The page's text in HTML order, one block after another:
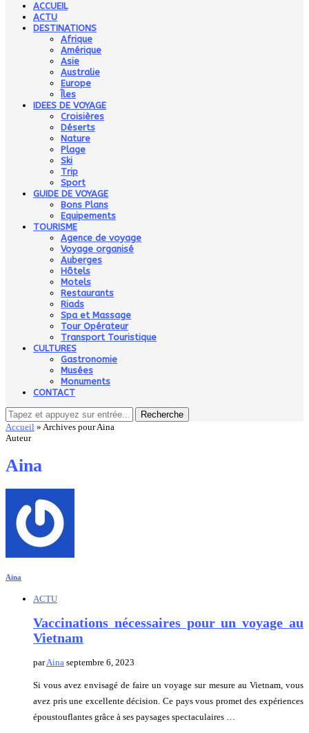
ACCUEIL
ACTU
DESTINATIONS
Afrique
Amérique
Asie
Australie
Europe
Îles
IDEES DE VOYAGE
Croisières
Déserts
Nature
Plage
Ski
Trip
Sport
GUIDE DE VOYAGE
Bons Plans
Equipements
TOURISME
Agence de voyage
Voyage organisé
Auberges
Hôtels
Motels
Restaurants
Riads
Spa et Massage
Tour Opérateur
Transport Touristique
CULTURES
Gastronomie
Musées
Monuments
CONTACT
Recherche
Accueil » Archives pour Aina
Auteur
Aina
Aina
ACTU
Vaccinations nécessaires pour un voyage au
Vietnam
parAina septembre 6, 2023
Si vous avez envisagé de faire un voyage sur mesure au Vietnam, vous
avez pris une excellente décision. Ce pays vous promet des expériences
époustouflantes grâce à ses paysages spectaculaires …